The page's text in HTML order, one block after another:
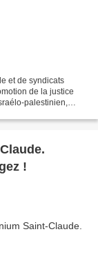
et de syndicats
de la justice
palestinien,
!